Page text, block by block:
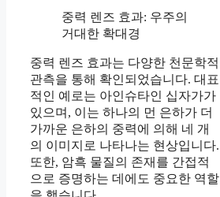
중력 렌즈 효과: 우주의
거대한 확대경
중력 렌즈 효과는 다양한 천문학적
관측을 통해 확인되었습니다. 대표
적인 예로는 아인슈타인 십자가가
있으며, 이는 하나의 먼 은하가 더
가까운 은하의 중력에 의해 네 개
의 이미지로 나타나는 현상입니다.
또한, 암흑 물질의 존재를 간접적
으로 증명하는 데에도 중요한 역할